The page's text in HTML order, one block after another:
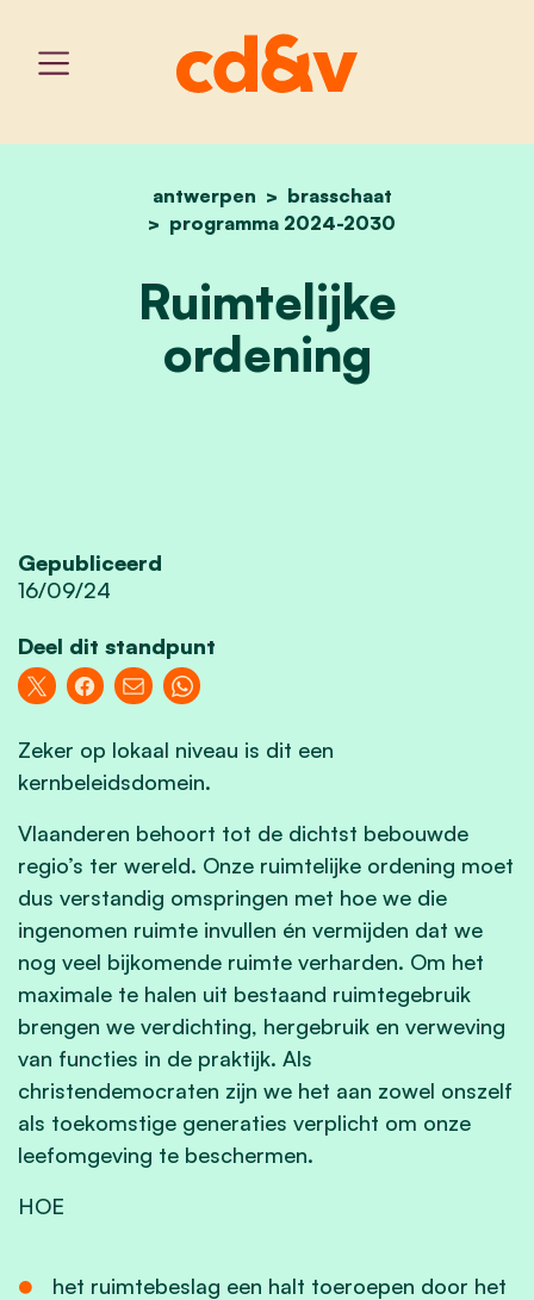
home
antwerpen
brasschaat
programma 2024-2030
ruimtelijke ordening
Ruimtelijke
ordening
Gepubliceerd
16/09/24
Deel dit standpunt
Zeker op lokaal niveau is dit een
kernbeleidsdomein.
Vlaanderen behoort tot de dichtst bebouwde
regio’s ter wereld. Onze ruimtelijke ordening moet
dus verstandig omspringen met hoe we die
ingenomen ruimte invullen én vermijden dat we
nog veel bijkomende ruimte verharden. Om het
maximale te halen uit bestaand ruimtegebruik
brengen we verdichting, hergebruik en verweving
van functies in de praktijk. Als
christendemocraten zijn we het aan zowel onszelf
als toekomstige generaties verplicht om onze
leefomgeving te beschermen.
HOE
het ruimtebeslag een halt toeroepen door het